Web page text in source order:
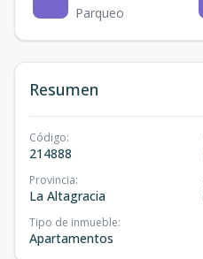
Parqueo
Resumen
Código:
214888
Provincia:
La Altagracia
Tipo de inmueble:
Apartamentos